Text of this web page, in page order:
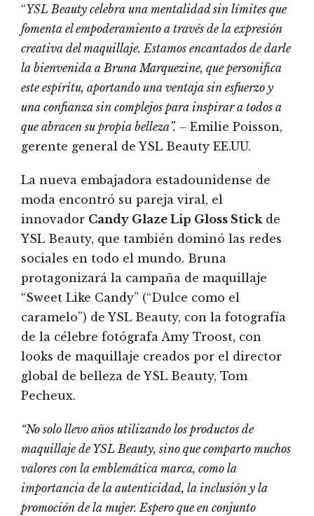
“YSL Beauty celebra una mentalidad sin límites que
fomenta el empoderamiento a través de la expresión
creativa del maquillaje. Estamos encantados de darle
la bienvenida a Bruna Marquezine, que personifica
este espíritu, aportando una ventaja sin esfuerzo y
una confianza sin complejos para inspirar a todos a
que abracen su propia belleza”. – Emilie Poisson,
gerente general de YSL Beauty EE.UU.
La nueva embajadora estadounidense de
moda encontró su pareja viral, el
innovador Candy Glaze Lip Gloss Stickde
YSL Beauty, que también dominó las redes
sociales en todo el mundo. Bruna
protagonizará la campaña de maquillaje
“Sweet Like Candy” (“Dulce como el
caramelo”) de YSL Beauty, con la fotografía
de la célebre fotógrafa Amy Troost, con
looks de maquillaje creados por el director
global de belleza de YSL Beauty, Tom
Pecheux.
“No solo llevo años utilizando los productos de
maquillaje de YSL Beauty, sino que comparto muchos
valores con la emblemática marca, como la
importancia de la autenticidad, la inclusión y la
promoción de la mujer. Espero que en conjunto